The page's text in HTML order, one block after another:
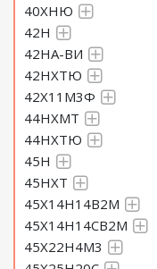
40ХНЮ
42Н
42НА-ВИ
42НХТЮ
42Х11М3Ф
44НХМТ
44НХТЮ
45Н
45НХТ
45Х14Н14В2М
45Х14Н14СВ2М
45Х22Н4М3